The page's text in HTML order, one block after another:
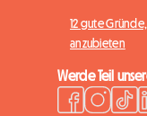
12 gute
anzubieten
Werde Teil